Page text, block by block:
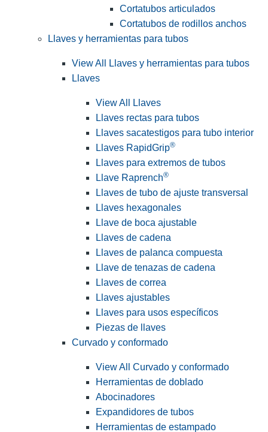
Cortatubos articulados
Cortatubos de rodillos anchos
Llaves y herramientas para tubos
View All Llaves y herramientas para tubos
Llaves
View All Llaves
Llaves rectas para tubos
Llaves sacatestigos para tubo interior
Llaves RapidGrip®
Llaves para extremos de tubos
Llave Raprench®
Llaves de tubo de ajuste transversal
Llaves hexagonales
Llave de boca ajustable
Llaves de cadena
Llaves de palanca compuesta
Llave de tenazas de cadena
Llaves de correa
Llaves ajustables
Llaves para usos específicos
Piezas de llaves
Curvado y conformado
View All Curvado y conformado
Herramientas de doblado
Abocinadores
Expandidores de tubos
Herramientas de estampado